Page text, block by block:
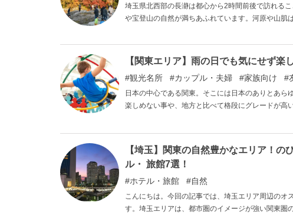
埼玉県北西部の長瀞は都心から2時間前後で訪れる
や宝登山の自然が満ちあふれています。河原や山肌
しむことができます。荒川ではライン下りの木造
はキャンプ場も設けられ、ウォーターフロントのア
ベントも開催され、長瀞は繰り返し訪れたくなる観
【関東エリア】雨の日でも気にせず楽
観光名所 カップル・夫婦 家族向け
日本の中心である関東。そこには日本のありとあ
楽しめない事や、地方と比べて格段にグレードが高
が降って、外では楽しめそうにないとなると、行
【埼玉】関東の自然豊かなエリア！
ル・ 旅館7選！
ホテル・旅館 自然
こんにちは。今回の記事では、埼玉エリア周辺のオ
す。埼玉エリアは、都市圏のイメージが強い関東圏